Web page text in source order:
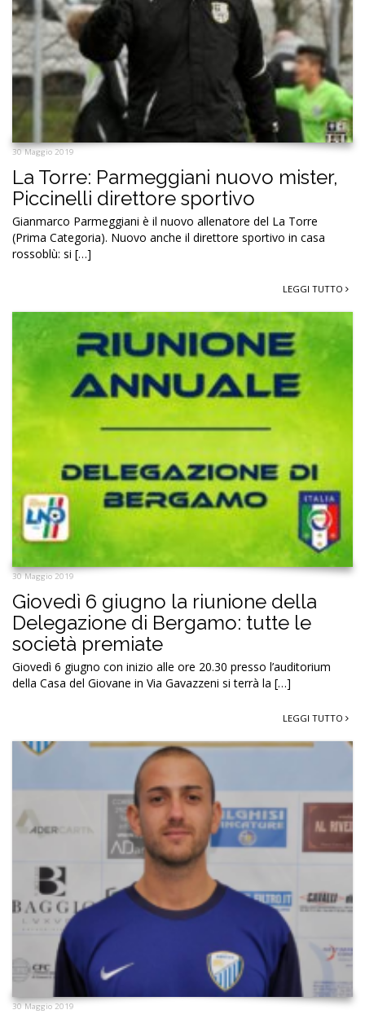
30 Maggio 2019
La Torre: Parmeggiani nuovo mister,
Piccinelli direttore sportivo
Gianmarco Parmeggiani è il nuovo allenatore del La Torre
(Prima Categoria). Nuovo anche il direttore sportivo in casa
rossoblù: si […]
LEGGI TUTTO
30 Maggio 2019
Giovedì 6 giugno la riunione della
Delegazione di Bergamo: tutte le
società premiate
Giovedì 6 giugno con inizio alle ore 20.30 presso l’auditorium
della Casa del Giovane in Via Gavazzeni si terrà la […]
LEGGI TUTTO
30 Maggio 2019